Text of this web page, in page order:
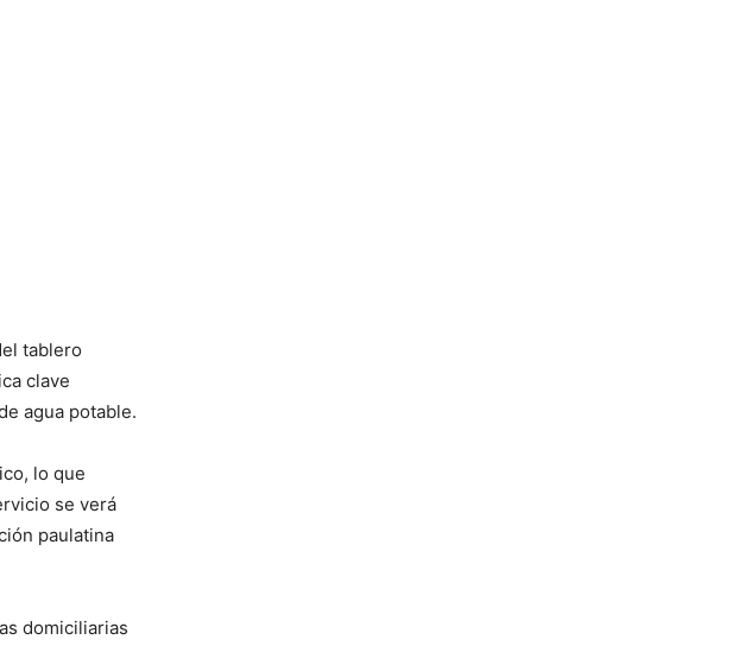
tablero
clave
agua potable.
lo que
se verá
paulatina
domiciliarias